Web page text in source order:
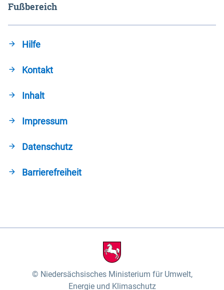
Fußbereich
Hilfe
Kontakt
Inhalt
Impressum
Datenschutz
Barrierefreiheit
Niedersächsisches Ministerium für Umwelt,
Energie und Klimaschutz